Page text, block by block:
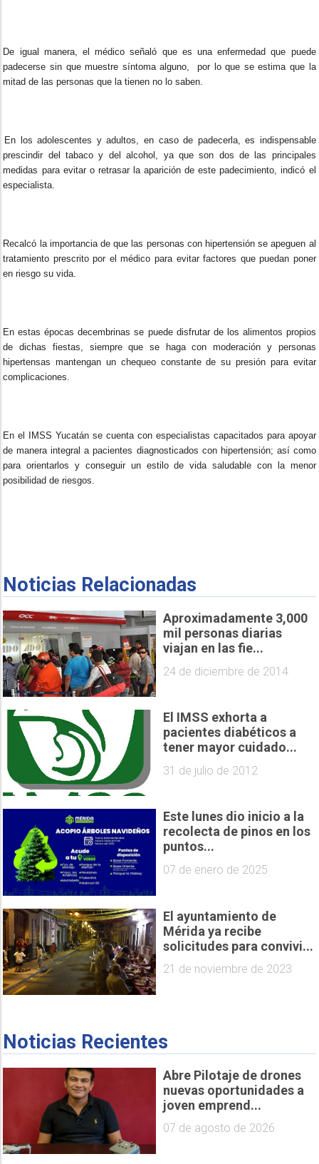
De igual manera, el médico señaló que es una enfermedad que puede
padecerse sin que muestre síntoma alguno, por lo que se estima que la
mitad de las personas que la tienen no lo saben.
En los adolescentes y adultos, en caso de padecerla, es indispensable
prescindir del tabaco y del alcohol, ya que son dos de las principales
medidas para evitar o retrasar la aparición de este padecimiento, indicó el
especialista.
Recalcó la importancia de que las personas con hipertensión se apeguen al
tratamiento prescrito por el médico para evitar factores que puedan poner
en riesgo su vida.
En estas épocas decembrinas se puede disfrutar de los alimentos propios
de dichas fiestas, siempre que se haga con moderación y personas
hipertensas mantengan un chequeo constante de su presión para evitar
complicaciones.
En el IMSS Yucatán se cuenta con especialistas capacitados para apoyar
de manera integral a pacientes diagnosticados con hipertensión; así como
para orientarlos y conseguir un estilo de vida saludable con la menor
posibilidad de riesgos.
Noticias Relacionadas
Aproximadamente 3,000
mil personas diarias
viajan en las fie...
24 de diciembre de 2014
El IMSS exhorta a
pacientes diabéticos a
tener mayor cuidado...
31 de julio de 2012
Este lunes dio inicio a la
recolecta de pinos en los
puntos...
07 de enero de 2025
El ayuntamiento de
Mérida ya recibe
solicitudes para convivi...
21 de noviembre de 2023
Noticias Recientes
Abre Pilotaje de drones
nuevas oportunidades a
joven emprend...
07 de agosto de 2026